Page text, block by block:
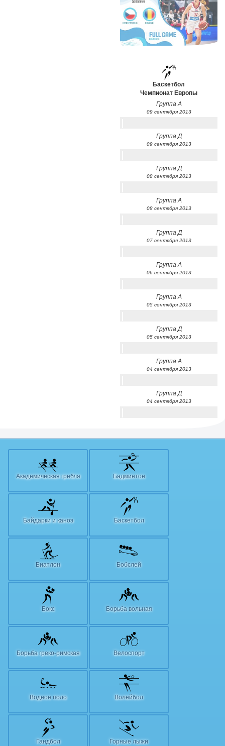
Баскетбол
Чемпионат Европы
Группа А
09 сентября 2013
Группа Д
09 сентября 2013
Группа Д
08 сентября 2013
Группа А
08 сентября 2013
Группа Д
07 сентября 2013
Группа А
06 сентября 2013
Группа А
05 сентября 2013
Группа Д
05 сентября 2013
Группа А
04 сентября 2013
Группа Д
04 сентября 2013
Академическая гребля Бадминтон
Байдарки и каноэ Баскетбол
Биатлон Бобслей
Бокс Борьба вольная
Борьба греко-римская Велоспорт
Водное поло Волейбол
Гандбол Горные лыжи